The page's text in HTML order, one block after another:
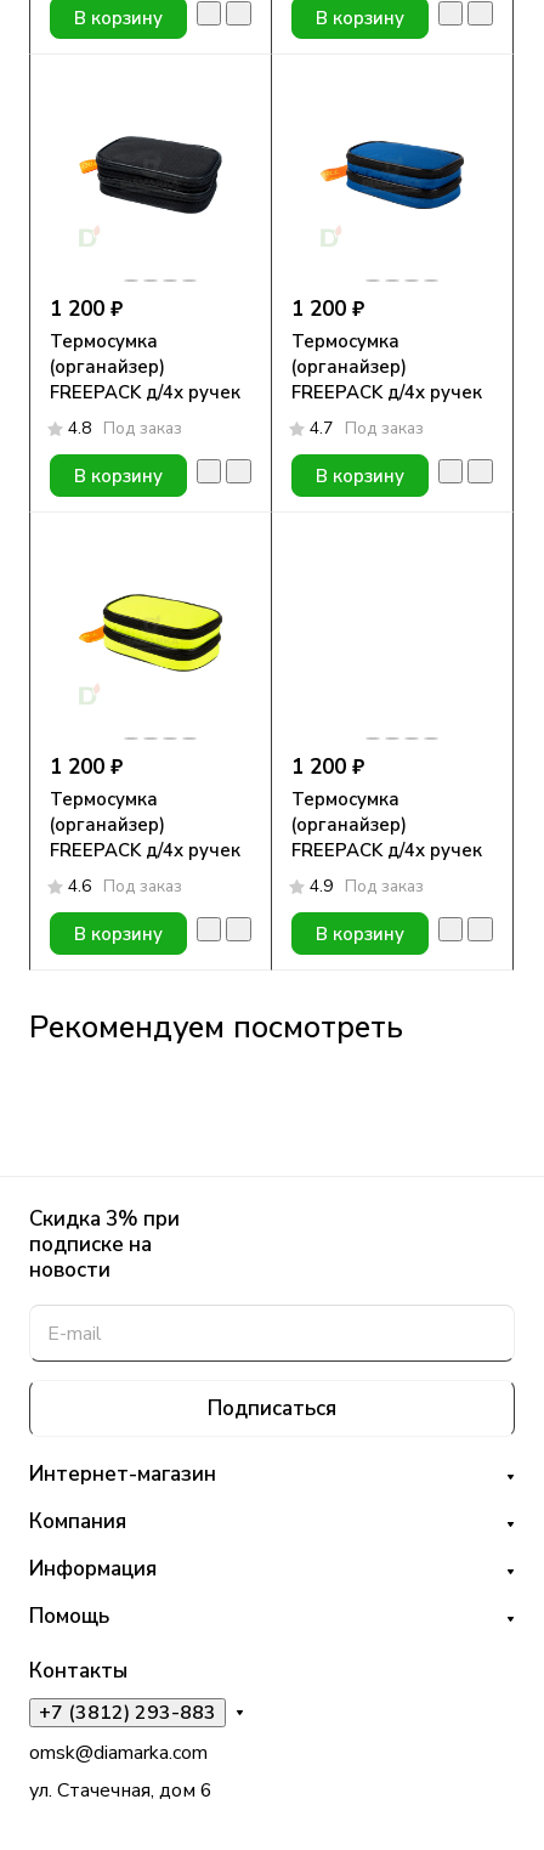
В корзину В корзину
1 200 ₽
Термосумка
(органайзер)
FREEPACK д/4х ручек
и средств
самоконтроля чёрный
(с гелевым пакетом)
4.8 Под заказ
В корзину
1 200 ₽
Термосумка
(органайзер)
FREEPACK д/4х ручек
и средств
самоконтроля синий
(с гелевым пакетом)
4.7 Под заказ
В корзину
1 200 ₽
Термосумка
(органайзер)
FREEPACK д/4х ручек
и средств
самоконтроля лайм (с
гелевым пакетом)
4.6 Под заказ
В корзину
1 200 ₽
Термосумка
(органайзер)
FREEPACK д/4х ручек
и средств
самоконтроля
оранжевый (с
гелевым пакетом)
4.9 Под заказ
В корзину
Рекомендуем посмотреть
Скидка 3% при
подписке на
новости
Подписаться
Интернет-магазин
Компания
Информация
Помощь
Контакты
+7 (3812) 293-883
omsk@diamarka.com
ул. Стачечная, дом 6